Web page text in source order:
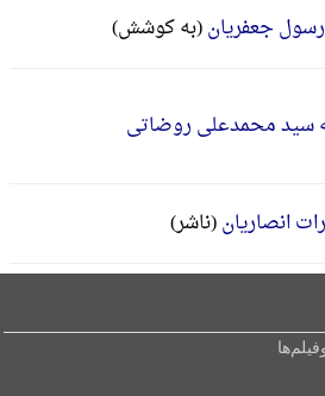
جعفریان(به کوشش)
سید محمدعلی روضاتی
انصاریان(ناشر)